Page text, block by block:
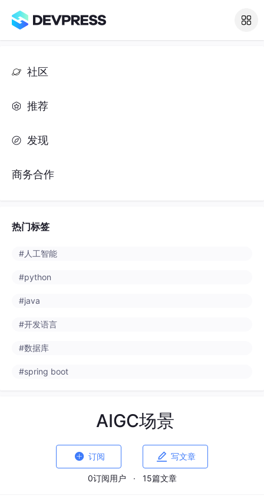
社区
推荐
发现
商务合作
热门标签
#人工智能
#python
#java
#开发语言
#数据库
#spring boot
AIGC场景
 订阅  写文章
0订阅用户 · 15篇文章